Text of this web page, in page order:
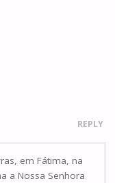
REPLY
em Fátima, na
a Nossa Senhora